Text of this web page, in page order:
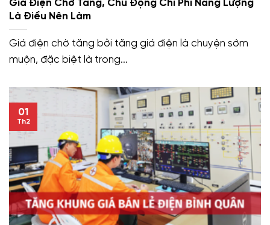
Giá Điện Chờ Tăng, Chủ Động Chi Phí Năng Lượng
Là Điều Nên Làm
Giá điện chờ tăng bởi tăng giá điện là chuyện sớm
muộn, đặc biệt là trong...
01
Th2